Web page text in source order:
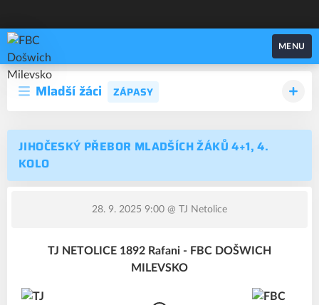
FBC Došwich Milevsko
MENU
Mladší žáci ZÁPASY
JIHOČESKÝ PŘEBOR MLADŠÍCH ŽÁKŮ 4+1, 4.
KOLO
28. 9. 2025 9:00 @ TJ Netolice
TJ NETOLICE 1892 Rafani - FBC DOŠWICH
MILEVSKO